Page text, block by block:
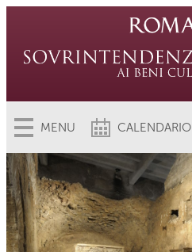
MENU CALENDARIO